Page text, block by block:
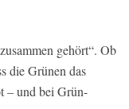
gehört“. Ob
die Grünen das
– und bei Grün-